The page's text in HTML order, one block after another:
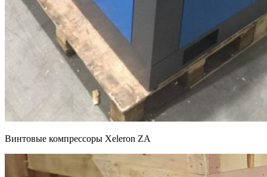
Винтовые компрессоры Xeleron ZA